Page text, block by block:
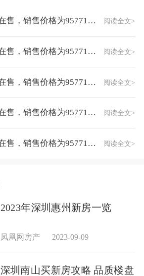
天健天骄目前在售，销售价格为95771元/㎡ 阅读全文>
天健天骄目前在售，销售价格为95771元/㎡ 阅读全文>
天健天骄目前在售，销售价格为95771元/㎡ 阅读全文>
天健天骄目前在售，销售价格为95771元/㎡ 阅读全文>
天健天骄目前在售，销售价格为95771元/㎡ 阅读全文>
2023年深圳惠州新房一览
凤凰网房产 2023-09-09
深圳南山买新房攻略 品质楼盘